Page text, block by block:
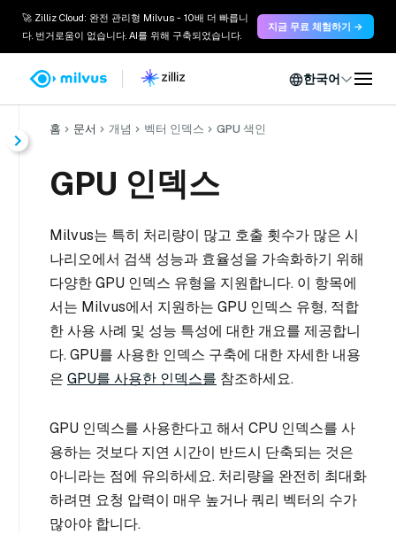
🚀 Zilliz Cloud: 완전 관리형 Milvus - 10배 더 빠릅니
다. 번거로움이 없습니다. AI를 위해 구축되었습니다.
지금 무료 체험하기 →
한국어
홈 문서 개념 벡터 인덱스 GPU 색인
GPU 인덱스
Milvus는 특히 처리량이 많고 호출 횟수가 많은 시
나리오에서 검색 성능과 효율성을 가속화하기 위해
다양한 GPU 인덱스 유형을 지원합니다. 이 항목에
서는 Milvus에서 지원하는 GPU 인덱스 유형, 적합
한 사용 사례 및 성능 특성에 대한 개요를 제공합니
다. GPU를 사용한 인덱스 구축에 대한 자세한 내용
은 GPU를 사용한 인덱스를 참조하세요.
GPU 인덱스를 사용한다고 해서 CPU 인덱스를 사
용하는 것보다 지연 시간이 반드시 단축되는 것은
아니라는 점에 유의하세요. 처리량을 완전히 최대화
하려면 요청 압력이 매우 높거나 쿼리 벡터의 수가
많아야 합니다.